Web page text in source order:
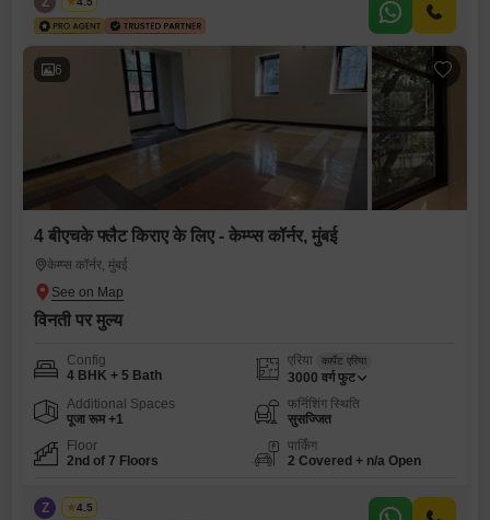
6
4 बीएचके फ्लैट किराए के लिए - केम्प्स कॉर्नर, मुंबई
केम्प्स कॉर्नर, मुंबई
विनती पर मुल्य
Config
4 BHK + 5 Bath
एरिया कार्पेट एरिया
3000 वर्ग फुट
Additional Spaces
पूजा रूम +1
फर्निशिंग स्थिति
सुसज्जित
Floor
2nd of 7 Floors
पार्किंग
2 Covered + n/a Open
Z Zeltro
4.5